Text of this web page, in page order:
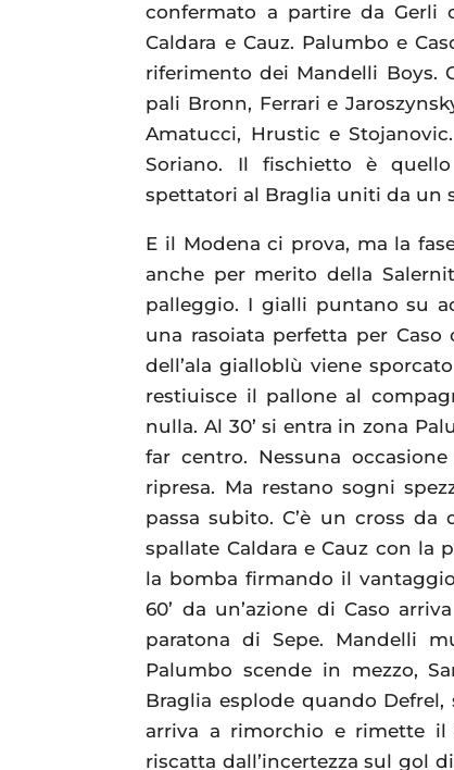
confermato a partire da Gerli
Caldara e Cauz. Palumbo e
riferimento dei Mandelli Boys.
pali Bronn, Ferrari e
Amatucci, Hrustic e
Soriano. Il fischietto è
spettatori al Braglia uniti da un
E il Modena ci prova, ma la
anche per merito della
palleggio. I gialli puntano su
una rasoiata perfetta per
dell’ala gialloblù viene
restiuisce il pallone al
nulla. Al 30’ si entra in zona
far centro. Nessuna
ripresa. Ma restano sogni
passa subito. C’è un cross da
spallate Caldara e Cauz con la
la bomba firmando il
60’ da un’azione di Caso
paratona di Sepe. Mandelli
Palumbo scende in mezzo,
Braglia esplode quando
arriva a rimorchio e rimette
riscatta dall’incertezza sul gol